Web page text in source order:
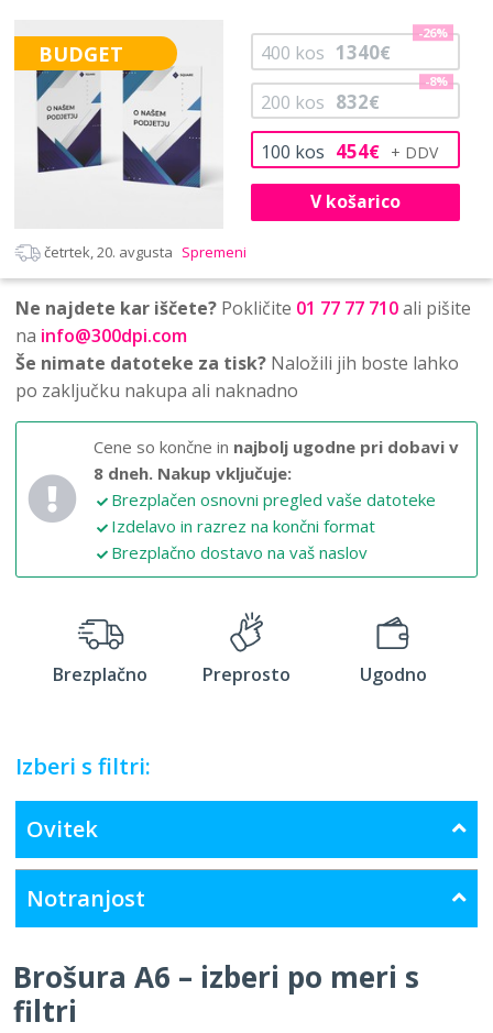
BUDGET
100 kos 454€
200 kos 832€
-8%
400 kos 1340€
-26%
V košarico
četrtek, 20. avgusta Spremeni
Ne najdete kar iščete? Pokličite 01 77 77 710ali pišite
na info@300dpi.com
Še nimate datoteke za tisk? Naložili jih boste lahko
po zaključku nakupa ali naknadno
Cene so končne in najbolj ugodne pri dobavi v
8 dneh. Nakup vključuje:
Brezplačen osnovni pregled vaše datoteke
Izdelavo in razrez na končni format
Brezplačno dostavo na vaš naslov
Brezplačno Preprosto Ugodno
Izberi s filtri:
Ovitek
Notranjost
Brošura A6 – izberi po meri s
filtri